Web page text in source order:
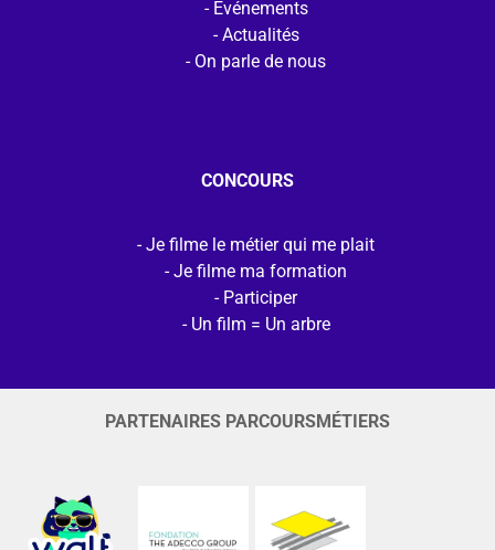
Evénements
Actualités
On parle de nous
CONCOURS
Je filme le métier qui me plait
Je filme ma formation
Participer
Un film = Un arbre
PARTENAIRES PARCOURSMÉTIERS